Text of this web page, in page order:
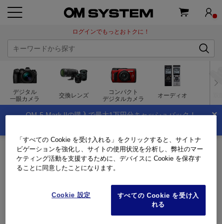
ログインでもっとおトクに！
デジタル
一眼カメラ
交換レンズ
コンパクト
デジタルカメラ
オーディオ
×
OM-5 Mark IIの購入で最大1万円分キャッシュバック！
トップページ 製品・オンラインストア 双眼鏡 双眼鏡
双眼鏡
「すべての Cookie を受け入れる」をクリックすると、サイトナ
ビゲーションを強化し、サイトの使用状況を分析し、弊社のマー
ケティング活動を支援するために、デバイスに Cookie を保存す
ることに同意したことになります。
Cookie 設定
すべての Cookie を受け入
れる